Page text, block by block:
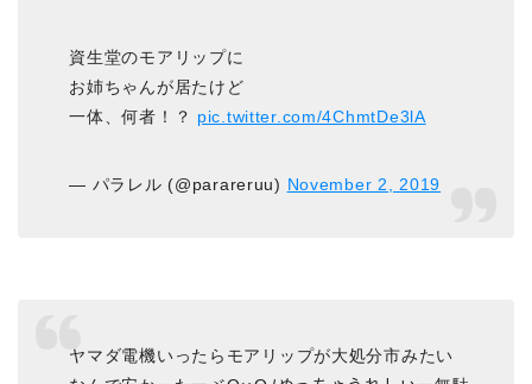
資生堂のモアリップに
お姉ちゃんが居たけど
一体、何者！？ pic.twitter.com/4ChmtDe3lA
— パラレル (@parareruu) November 2, 2019
ヤマダ電機いったらモアリップが大処分市みたい